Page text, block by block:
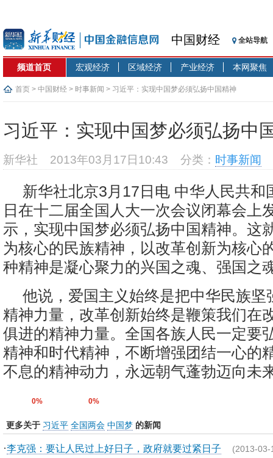
中国财经 全站导航
频道首页 宏观经济 区域经济 产业经济 本网聚焦
首页 > 中国财经 > 时事新闻 > 习近平：实现中国梦必须弘扬中国精神
习近平：实现中国梦必须弘扬中
新华社 2013年03月17日10:43 分类： 时事新闻
新华社北京3月17日电 中华人民共和
日在十二届全国人大一次会议闭幕会上
示，实现中国梦必须弘扬中国精神。这
为核心的民族精神，以改革创新为核心
种精神是凝心聚力的兴国之魂、强国之
他说，爱国主义始终是把中华民族坚
精神力量，改革创新始终是鞭策我们在
俱进的精神力量。全国各族人民一定要
精神和时代精神，不断增强团结一心的
不息的精神动力，永远朝气蓬勃迈向未
0% 0%
更多关于 习近平 全国两会 中国梦 的新闻
·李克强：要让人民过上好日子，政府就要过紧日子 (2013-03-